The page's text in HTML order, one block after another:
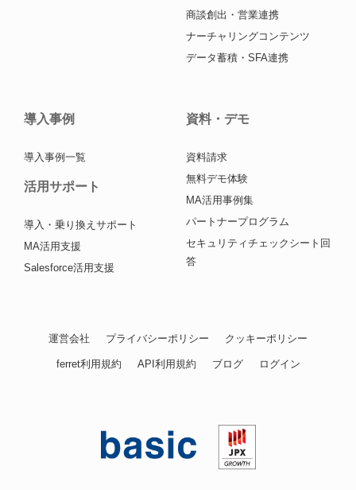
商談創出・営業連携
ナーチャリングコンテンツ
データ蓄積・SFA連携
導入事例
導入事例一覧
活用サポート
導入・乗り換えサポート
MA活用支援
Salesforce活用支援
資料・デモ
資料請求
無料デモ体験
MA活用事例集
パートナープログラム
セキュリティチェックシート回
答
運営会社 プライバシーポリシー クッキーポリシー
ferret利用規約 API利用規約 ブログ ログイン